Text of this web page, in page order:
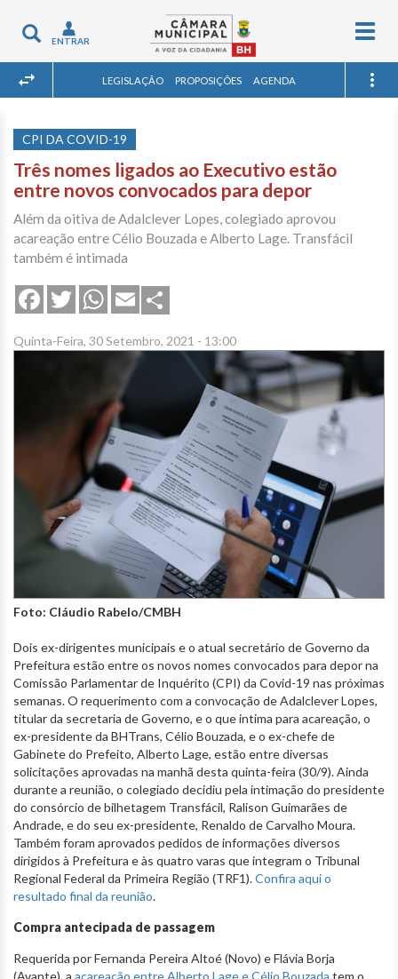
Toggle
navigation
ENTRAR
LEGISLAÇÃO PROPOSIÇÕES AGENDA
CPI DA COVID-19
Três nomes ligados ao Executivo estão
entre novos convocados para depor
Além da oitiva de Adalclever Lopes, colegiado aprovou
acareação entre Célio Bouzada e Alberto Lage. Transfácil
também é intimada
FacebookTwitterWhatsApp
Email
Quinta-Feira, 30 Setembro, 2021 - 13:00
Foto: Cláudio Rabelo/CMBH
Dois ex-dirigentes municipais e o atual secretário de Governo da
Prefeitura estão entre os novos nomes convocados para depor na
Comissão Parlamentar de Inquérito (CPI) da Covid-19 nas próximas
semanas. O requerimento com a convocação de Adalclever Lopes,
titular da secretaria de Governo, e o que intima para acareação, o
ex-presidente da BHTrans, Célio Bouzada, e o ex-chefe de
Gabinete do Prefeito, Alberto Lage, estão entre diversas
solicitações aprovadas na manhã desta quinta-feira (30/9). Ainda
durante a reunião, o colegiado decidiu pela intimação do presidente
do consórcio de bilhetagem Transfácil, Ralison Guimarães de
Andrade, e do seu ex-presidente, Renaldo de Carvalho Moura.
Também foram aprovados pedidos de informações diversos
dirigidos à Prefeitura e às quatro varas que integram o Tribunal
Regional Federal da Primeira Região (TRF1).Confira aqui o
resultado final da reunião.
Compra antecipada de passagem
Requerida por Fernanda Pereira Altoé (Novo) e Flávia Borja
(Avante), a acareação entre Alberto Lage e Célio Bouzada tem o